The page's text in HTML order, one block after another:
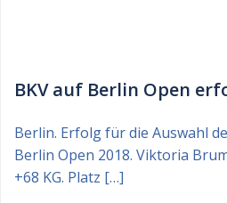
BKV auf Berlin Open
Berlin. Erfolg für die Auswahl
Berlin Open 2018. Viktoria
+68 KG. Platz […]